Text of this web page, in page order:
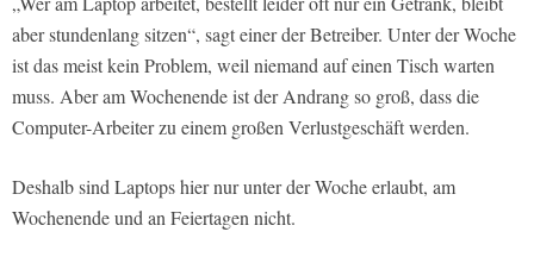
aber stundenlang sitzen“, sagt einer der Betreiber. Unter der Woche
ist das meist kein Problem, weil niemand auf einen Tisch warten
muss. Aber am Wochenende ist der Andrang so groß, dass die
Computer-Arbeiter zu einem großen Verlustgeschäft werden.
Deshalb sind Laptops hier nur unter der Woche erlaubt, am
Wochenende und an Feiertagen nicht.